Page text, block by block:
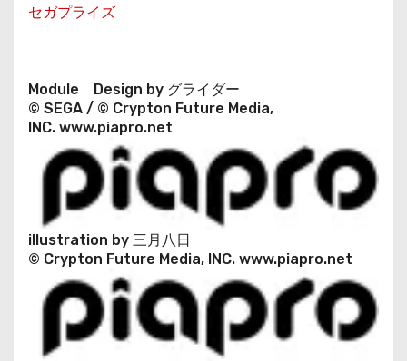
セガプライズ
Module Design by グライダー
© SEGA / © Crypton Future Media,
INC. www.piapro.net
illustration by 三月八日
© Crypton Future Media, INC. www.piapro.net